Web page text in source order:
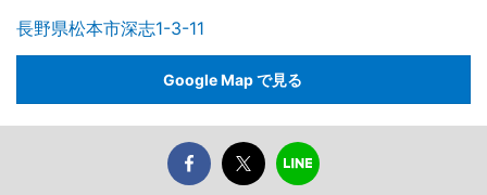
長野県松本市深志1-3-11
Google Map で見る